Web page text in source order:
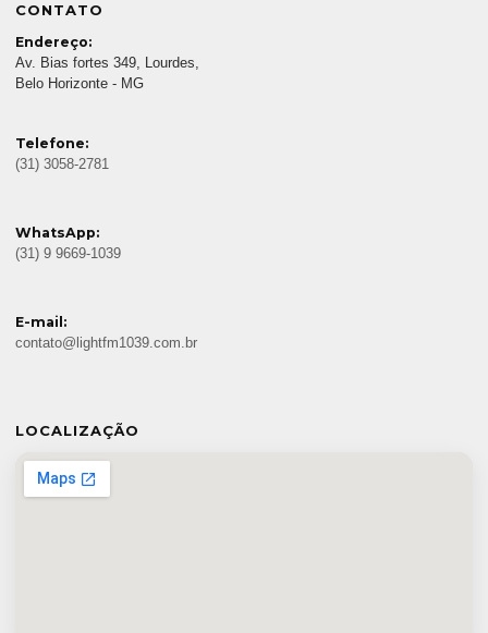
CONTATO
Endereço:
Av. Bias fortes 349, Lourdes,
Belo Horizonte - MG
Telefone:
(31) 3058-2781
WhatsApp:
(31) 9 9669-1039
E-mail:
contato@lightfm1039.com.br
LOCALIZAÇÃO